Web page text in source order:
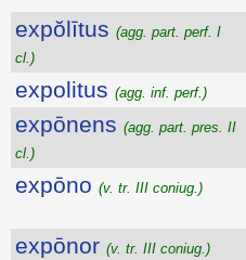
expŏlītus (agg. part. perf. I
cl.)
expolitus (agg. inf. perf.)
expōnens (agg. part. pres. II
cl.)
expōno (v. tr. III coniug.)
expōnor (v. tr. III coniug.)